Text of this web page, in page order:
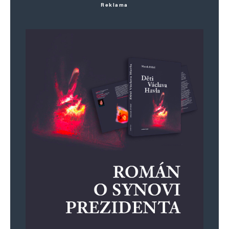
operovat nemožno.
Co věta to průjem,
co projev to žumpa,
půjčit si na nájem,
hovnocucu se ucpala pumpa.
všechno plesniví,
kráva nechce dojit,
nikdo se nediví.
Reklama